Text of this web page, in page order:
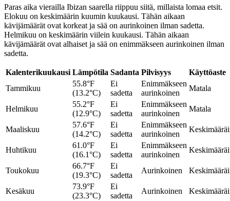
Paras aika vierailla Ibizan saarella riippuu siitä, millaista lomaa etsit.
Elokuu on keskimäärin kuumin kuukausi. Tähän aikaan
kävijämäärät ovat korkeat ja sää on aurinkoinen ilman sadetta.
Helmikuu on keskimäärin viilein kuukausi. Tähän aikaan
kävijämäärät ovat alhaiset ja sää on enimmäkseen aurinkoinen ilman
sadetta.
Kalenterikuukausi Lämpötila Sadanta Pilvisyys
Käyttöaste
Tammikuu
55.8°F
(13.2°C)
Ei
sadetta
Enimmäkseen
aurinkoinen
Matala
Helmikuu
55.2°F
(12.9°C)
Ei
sadetta
Enimmäkseen
aurinkoinen
Matala
Maaliskuu
57.6°F
(14.2°C)
Ei
sadetta
Enimmäkseen
aurinkoinen
Huhtikuu
61.0°F
(16.1°C)
Ei
sadetta
Enimmäkseen
aurinkoinen
Toukokuu
66.7°F
(19.3°C)
Ei
sadetta
Aurinkoinen
Kesäkuu
73.9°F
(23.3°C)
Ei
sadetta
Aurinkoinen